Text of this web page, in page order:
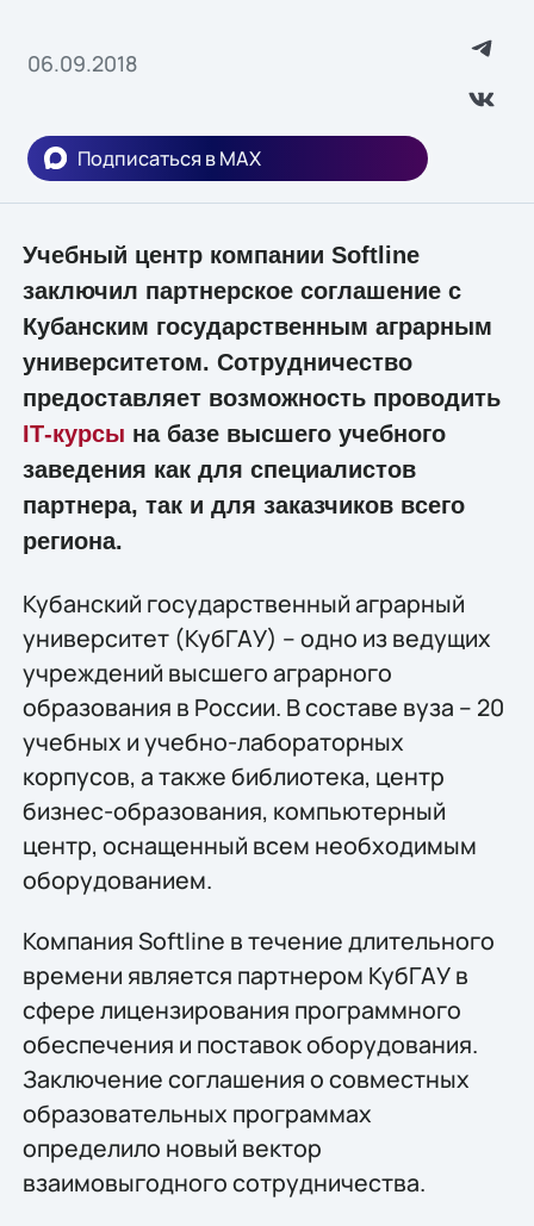
06.09.2018
Подписаться в MAX
Учебный центр компании Softline
заключил партнерское соглашение с
Кубанским государственным аграрным
университетом. Сотрудничество
предоставляет возможность проводить
IТ-курсы на базе высшего учебного
заведения как для специалистов
партнера, так и для заказчиков всего
региона.
Кубанский государственный аграрный
университет (КубГАУ) – одно из ведущих
учреждений высшего аграрного
образования в России. В составе вуза – 20
учебных и учебно-лабораторных
корпусов, а также библиотека, центр
бизнес-образования, компьютерный
центр, оснащенный всем необходимым
оборудованием.
Компания Softline в течение длительного
времени является партнером КубГАУ в
сфере лицензирования программного
обеспечения и поставок оборудования.
Заключение соглашения о совместных
образовательных программах
определило новый вектор
взаимовыгодного сотрудничества.